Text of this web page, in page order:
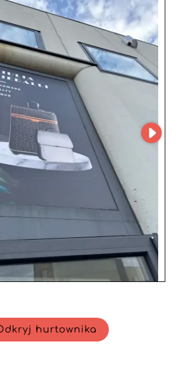
dostaw. Rejestrując się na My
uzyskasz dostęp do ich pełnego
danych kontaktowych, co ułatwia
rozwiązań hurtowych. Dowiedz
z Ingrosso pelletteria może pomóc
i sprostać oczekiwaniom
klientów.
hurtownika